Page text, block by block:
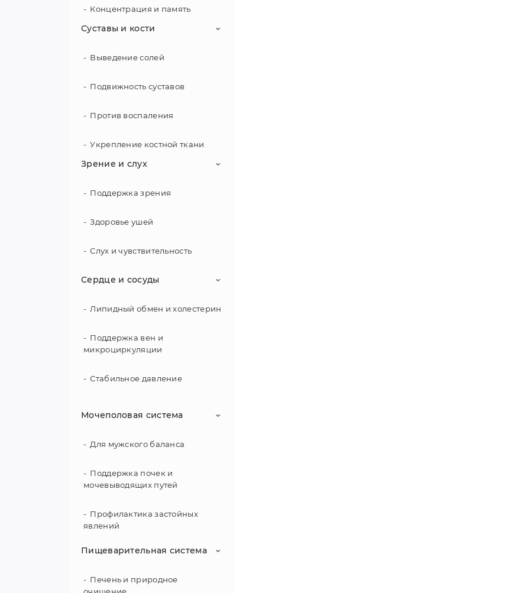
Концентрация и память
Суставы и кости
Выведение солей
Подвижность суставов
Против воспаления
Укрепление костной ткани
Зрение и слух
Поддержка зрения
Здоровье ушей
Слух и чувствительность
Сердце и сосуды
Липидный обмен и холестерин
Поддержка вен и
микроциркуляции
Стабильное давление
Мочеполовая система
Для мужского баланса
Поддержка почек и
мочевыводящих путей
Профилактика застойных
явлений
Для женского комфорта
Пищеварительная система
Печень и природное